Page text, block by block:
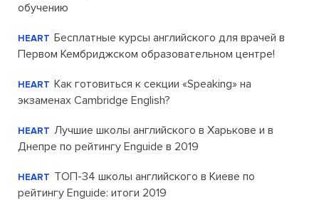
обучению
HEART Бесплатные курсы английского для врачей в
Первом Кембриджском образовательном центре!
HEART Как готовиться к секции «Speaking» на
экзаменах Cambridge English?
HEART Лучшие школы английского в Харькове и в
Днепре по рейтингу Enguide в 2019
HEART ТОП-34 школы английского в Киеве по
рейтингу Enguide: итоги 2019